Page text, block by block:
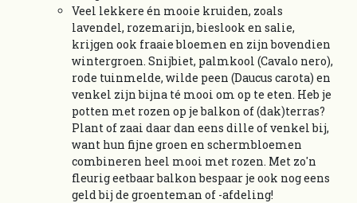
Veel lekkere én mooie kruiden, zoals
lavendel, rozemarijn, bieslook en salie,
krijgen ook fraaie bloemen en zijn bovendien
wintergroen. Snijbiet, palmkool (Cavalo nero),
rode tuinmelde, wilde peen (Daucus carota) en
venkel zijn bijna té mooi om op te eten. Heb je
potten met rozen op je balkon of (dak)terras?
Plant of zaai daar dan eens dille of venkel bij,
want hun fijne groen en schermbloemen
combineren heel mooi met rozen. Met zo'n
fleurig eetbaar balkon bespaar je ook nog eens
geld bij de groenteman of -afdeling!